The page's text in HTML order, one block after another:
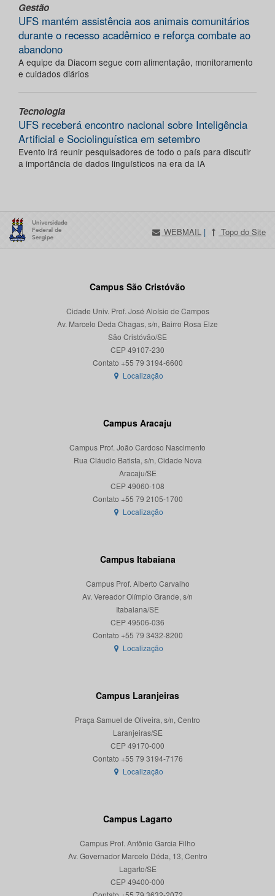
Gestão
UFS mantém assistência aos animais comunitários
durante o recesso acadêmico e reforça combate ao
abandono
A equipe da Diacom segue com alimentação, monitoramento
e cuidados diários
Tecnologia
UFS receberá encontro nacional sobre Inteligência
Artificial e Sociolinguística em setembro
Evento irá reunir pesquisadores de todo o país para discutir
a importância de dados linguísticos na era da IA
WEBMAIL | Topo do Site
Campus São Cristóvão
Cidade Univ. Prof. José Aloísio de Campos
Av. Marcelo Deda Chagas, s/n, Bairro Rosa Elze
São Cristóvão/SE
CEP 49107-230
Localização
Campus Aracaju
Campus Prof. João Cardoso Nascimento
Rua Cláudio Batista, s/n, Cidade Nova
Aracaju/SE
CEP 49060-108
Localização
Campus Itabaiana
Campus Prof. Alberto Carvalho
Av. Vereador Olímpio Grande, s/n
Itabaiana/SE
CEP 49506-036
Localização
Campus Laranjeiras
Praça Samuel de Oliveira, s/n, Centro
Laranjeiras/SE
CEP 49170-000
Localização
Campus Lagarto
Campus Prof. Antônio Garcia Filho
Av. Governador Marcelo Déda, 13, Centro
Lagarto/SE
CEP 49400-000